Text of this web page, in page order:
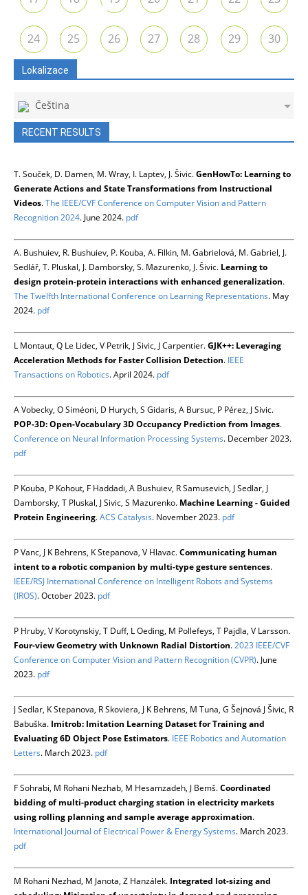
24 25 26 27 28 29 30
Lokalizace
Čeština
RECENT RESULTS
T. Souček, D. Damen, M. Wray, I. Laptev, J. Šivic.GenHowTo: Learning to
Generate Actions and State Transformations from Instructional
Videos.The IEEE/CVF Conference on Computer Vision and Pattern
Recognition 2024. June 2024. pdf
A. Bushuiev, R. Bushuiev, P. Kouba, A. Filkin, M. Gabrielová, M. Gabriel, J.
Sedlář, T. Pluskal, J. Damborsky, S. Mazurenko, J. Šivic. Learning to
design protein-protein interactions with enhanced generalization.
The Twelfth International Conference on Learning Representations. May
2024. pdf
L Montaut, Q Le Lidec, V Petrik, J Sivic, J Carpentier.GJK++: Leveraging
Acceleration Methods for Faster Collision Detection. IEEE
Transactions on Robotics. April 2024. pdf
A Vobecky, O Siméoni, D Hurych, S Gidaris, A Bursuc, P Pérez, J Sivic.
POP-3D: Open-Vocabulary 3D Occupancy Prediction from Images.
Conference on Neural Information Processing Systems. December 2023.
pdf
P Kouba, P Kohout, F Haddadi, A Bushuiev, R Samusevich, J Sedlar, J
Damborsky, T Pluskal, J Sivic, S Mazurenko. Machine Learning - Guided
Protein Engineering.ACS Catalysis. November 2023. pdf
P Vanc, J K Behrens, K Stepanova, V Hlavac.Communicating human
intent to a robotic companion by multi-type gesture sentences.
IEEE/RSJ International Conference on Intelligent Robots and Systems
(IROS). October 2023. pdf
P Hruby, V Korotynskiy, T Duff, L Oeding, M Pollefeys, T Pajdla, V Larsson.
Four-view Geometry with Unknown Radial Distortion.2023 IEEE/CVF
Conference on Computer Vision and Pattern Recognition (CVPR). June
2023. pdf
J Sedlar, K Stepanova, R Skoviera, J K Behrens, M Tuna, G Šejnová J Šivic, R
Babuška. Imitrob: Imitation Learning Dataset for Training and
Evaluating 6D Object Pose Estimators. IEEE Robotics and Automation
Letters. March 2023. pdf
F Sohrabi, M Rohani Nezhab, M Hesamzadeh, J Bemš.Coordinated
bidding of multi-product charging station in electricity markets
using rolling planning and sample average approximation.
International Journal of Electrical Power & Energy Systems. March 2023.
pdf
M Rohani Nezhad, M Janota, Z Hanzálek. Integrated lot-sizing and